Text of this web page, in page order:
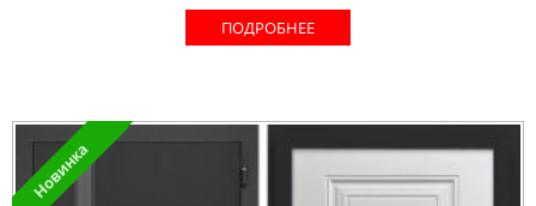
ПОДРОБНЕЕ
Новинка